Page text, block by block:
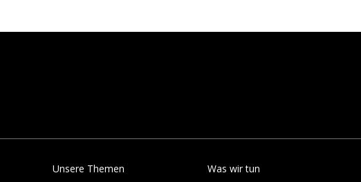
Unsere Themen
Was wir tun